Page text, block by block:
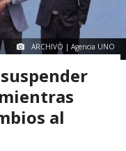
ARCHIVO | Agencia UNO
al